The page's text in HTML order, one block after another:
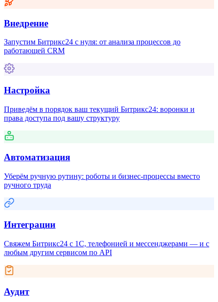
Внедрение
Запустим Битрикс24 с нуля: от анализа процессов до
работающей CRM
Настройка
Приведём в порядок ваш текущий Битрикс24: воронки и
права доступа под вашу структуру
Автоматизация
Уберём ручную рутину: роботы и бизнес-процессы вместо
ручного труда
Интеграции
Свяжем Битрикс24 с 1С, телефонией и мессенджерами — и с
любым другим сервисом по API
Аудит